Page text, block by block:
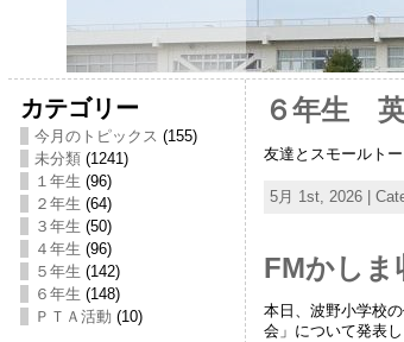
カテゴリー
今月のトピックス (155)
未分類(1241)
１年生 (96)
２年生 (64)
３年生 (50)
４年生 (96)
５年生 (142)
６年生 (148)
ＰＴＡ活動 (10)
６年生
友達とスモールト
5月 1st, 2026 |
FMかしま
本日、波野小学校
会」について発表